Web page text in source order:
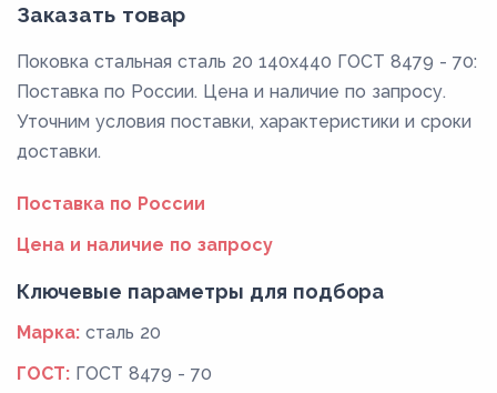
Заказать товар
Поковка стальная сталь 20 140x440 ГОСТ 8479 - 70:
Поставка по России. Цена и наличие по запросу.
Уточним условия поставки, характеристики и сроки
доставки.
Поставка по России
Цена и наличие по запросу
Ключевые параметры для подбора
Марка: сталь 20
ГОСТ: ГОСТ 8479 - 70